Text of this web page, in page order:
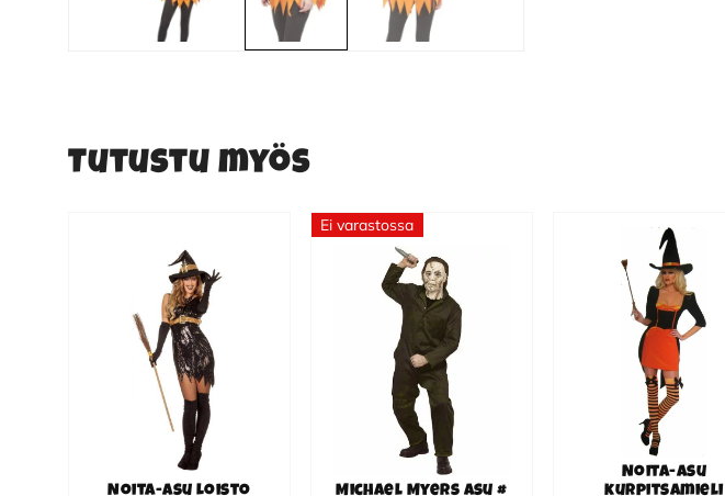
Tutustu myös
Noita-asu Loisto
useampi
muunnelma.
tuotteen
Ei varastossa
Michael Myers asu #
Noita-asu
kurpitsamieli
tuotteella
muunnelma.
tuotteen